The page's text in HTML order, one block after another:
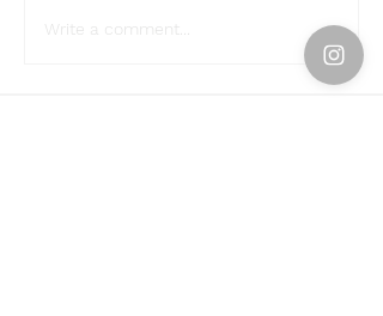
Write a comment...